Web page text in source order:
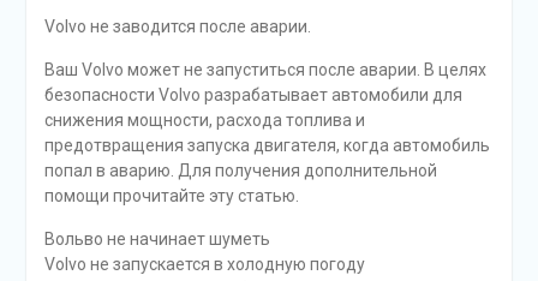
Volvo не заводится после аварии.
Ваш Volvo может не запуститься после аварии. В целях
безопасности Volvo разрабатывает автомобили для
снижения мощности, расхода топлива и
предотвращения запуска двигателя, когда автомобиль
попал в аварию. Для получения дополнительной
помощи прочитайте эту статью.
Вольво не начинает шуметь
Volvo не запускается в холодную погоду